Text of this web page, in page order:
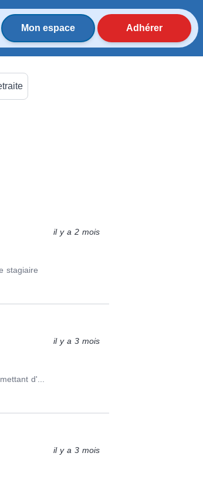
Mon espace Adhérer
il y a 2 mois
stagiaire
il y a 3 mois
d'...
il y a 3 mois